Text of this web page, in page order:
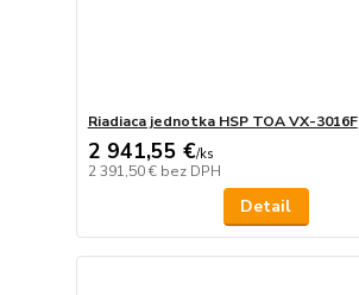
Riadiaca jednotka HSP TOA VX-3016F
2 941,55 €/ks
2 391,50 € bez DPH
Detail